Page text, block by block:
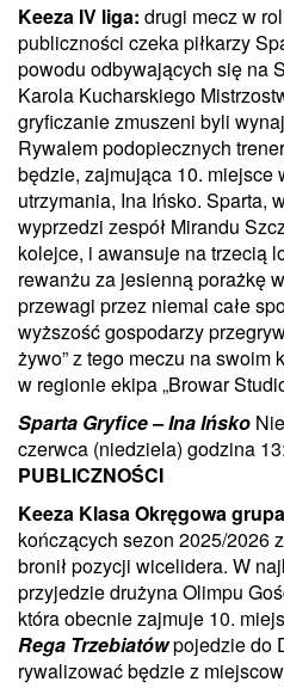
Keeza IV liga: drugi mecz w
publiczności czeka piłkarzy
powodu odbywających się na
Karola Kucharskiego
gryficzanie zmuszeni byli
Rywalem podopiecznych
będzie, zajmująca 10. miejsce
utrzymania, Ina Ińsko. Sparta,
wyprzedzi zespół Mirandu
kolejce, i awansuje na trzecią
rewanżu za jesienną porażkę
przewagi przez niemal całe
wyższość gospodarzy
żywo” z tego meczu na
w regionie ekipa „Browar
Sparta Gryfice – Ina Ińsko
czerwca (niedziela) godzina
PUBLICZNOŚCI
Keeza Klasa Okręgowa
kończących sezon 2025/2026
bronił pozycji wicelidera. W
przyjedzie drużyna Olimpu
która obecnie zajmuje 10.
Rega Trzebiatówpojedzie do
rywalizować będzie z